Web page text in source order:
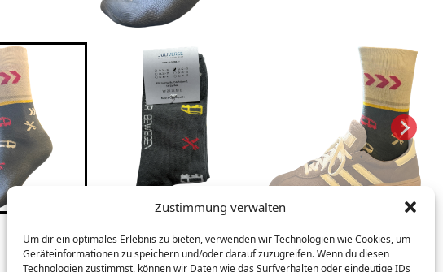
Zustimmung verwalten
Um dir ein optimales Erlebnis zu bieten, verwenden wir Technologien wie Cookies, um
Geräteinformationen zu speichern und/oder darauf zuzugreifen. Wenn du diesen
Technologien zustimmst, können wir Daten wie das Surfverhalten oder eindeutige IDs